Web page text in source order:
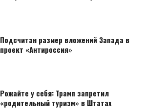
Подсчитан размер вложений Запада в
проект «Антироссия»
Рожайте у себя: Трамп запретил
«родительный туризм» в Штатах